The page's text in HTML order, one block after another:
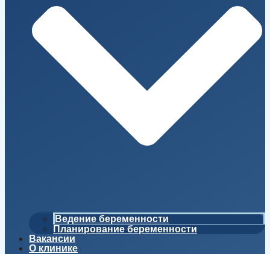
Ведение беременности
Планирование беременности
Вакансии
О клинике